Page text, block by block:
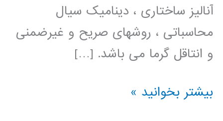
آنالیز ساختاری ، دینامیک سیال
محاسباتی ، روشهای صریح و غیرضمنی
و انتاقل گرما می باشد. […]
فیلم
بیشتر بخوانید »